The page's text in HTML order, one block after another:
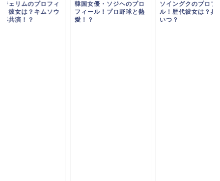
ジェリムのプロフィ
！彼女は？キムソウ
再共演！？
韓国女優・ソジヘのプロ
フィール！プロ野球と熱
愛！？
ソイングクのプロフ
ル！歴代彼女は？兵
いつ？